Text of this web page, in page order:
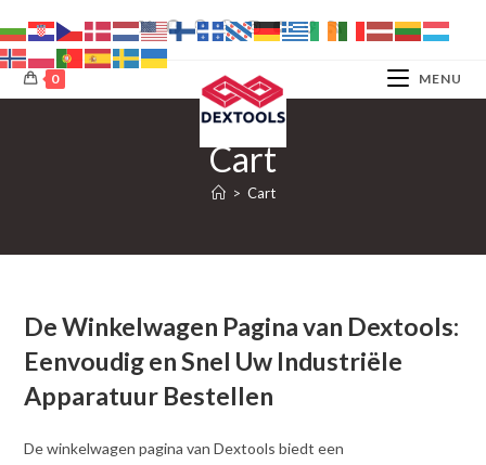
naar
inhoud
0 MENU
Cart
> Cart
De Winkelwagen Pagina van Dextools:
Eenvoudig en Snel Uw Industriële
Apparatuur Bestellen
De winkelwagen pagina van Dextools biedt een